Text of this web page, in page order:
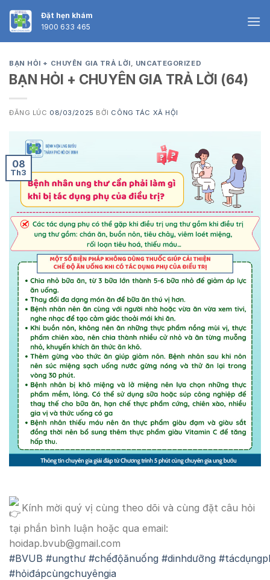
Skip
Đặt hẹn khám
1900 633 465
BẠN HỎI + CHUYÊN GIA TRẢ LỜI, UNCATEGORIZED
BẠN HỎI + CHUYÊN GIA TRẢ LỜI (64)
ĐĂNG LÚC 08/03/2025 BỞI CÔNG TÁC XÃ HỘI
08
Th3
Kính mời quý vị cùng theo dõi và cùng đặt câu hỏi
tại phần bình luận hoặc qua email:
hoidap.bvub@gmail.com
#BVUB #ungthư #chếđộănuống #dinhdưỡng
#hỏiđápcùngchuyêngia